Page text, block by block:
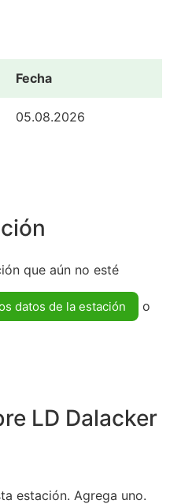
Fecha
05.08.2026
que aún no esté
datos de la estación
o
LD Dalacker
estación. Agrega uno.